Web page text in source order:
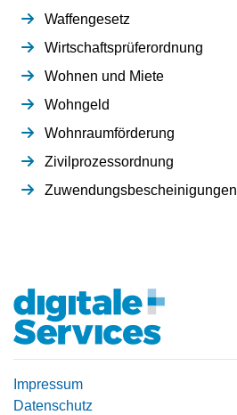
Waffengesetz
Wirtschaftsprüferordnung
Wohnen und Miete
Wohngeld
Wohnraumförderung
Zivilprozessordnung
Zuwendungsbescheinigungen
Impressum
Datenschutz